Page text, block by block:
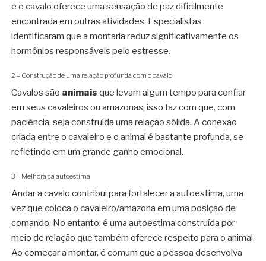
e o cavalo oferece uma sensação de paz dificilmente
encontrada em outras atividades. Especialistas
identificaram que a montaria reduz significativamente os
hormônios responsáveis pelo estresse.
2 – Construção de uma relação profunda com o cavalo
Cavalos são animais que levam algum tempo para confiar
em seus cavaleiros ou amazonas, isso faz com que, com
paciência, seja construída uma relação sólida. A conexão
criada entre o cavaleiro e o animal é bastante profunda, se
refletindo em um grande ganho emocional.
3 – Melhora da autoestima
Andar a cavalo contribui para fortalecer a autoestima, uma
vez que coloca o cavaleiro/amazona em uma posição de
comando. No entanto, é uma autoestima construída por
meio de relação que também oferece respeito para o animal.
Ao começar a montar, é comum que a pessoa desenvolva